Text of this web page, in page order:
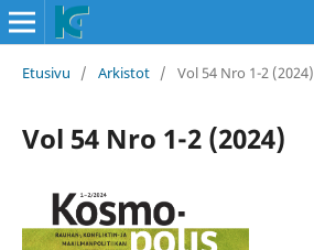
Etusivu / Arkistot / Vol 54 Nro 1-2 (2024)
Vol 54 Nro 1-2 (2024)